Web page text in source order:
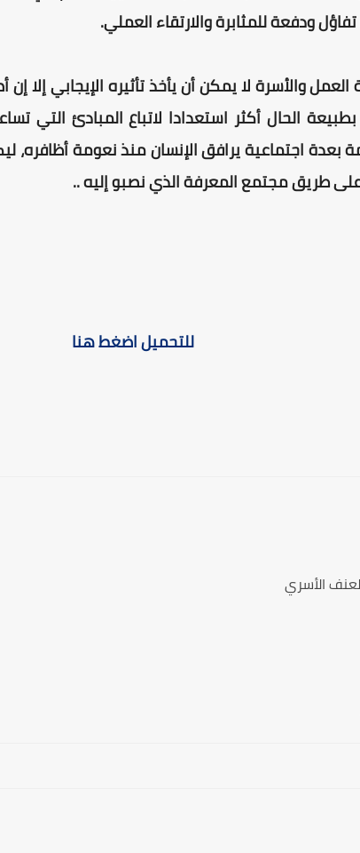
ودفعة للمثابرة والارتقاء العملي.
والأسرة لا يمكن أن يأخذ تأثيره الإيجابي إلا
الحال أكثر استعدادا لاتباع المبادئ التي
اجتماعية يرافق الإنسان منذ نعومة أظافره،
طريق مجتمع المعرفة الذي نصبو إليه ..
للتحميل اضغط هنا
الأسري